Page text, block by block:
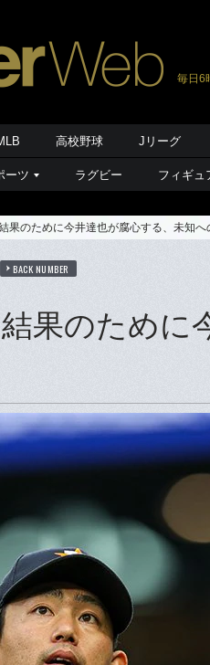
毎日6
高校野球 Jリーグ
ーツ ラグビー フィギュ
果のために今井達也が腐心する、未知へ
BACK NUMBER
果のために